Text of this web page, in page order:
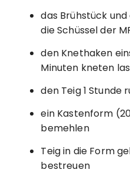
das Brühstück
die Schüssel der
den Knethaken
Minuten kneten
den Teig 1 Stunde
ein Kastenform
bemehlen
Teig in die Form
bestreuen